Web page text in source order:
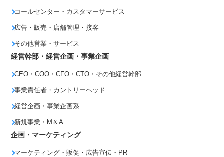
コールセンター・カスタマーサービス
広告・販売・店舗管理・接客
その他営業・サービス
経営幹部・経営企画・事業企画
CEO・COO・CFO・CTO・その他経営幹部
事業責任者・カントリーヘッド
経営企画・事業企画系
新規事業・M＆A
企画・マーケティング
マーケティング・販促・広告宣伝・PR